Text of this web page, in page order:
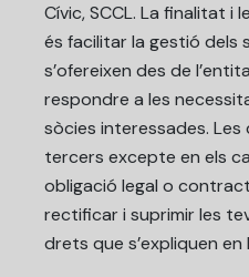
Cívic, SCCL. La finalitat i
és facilitar la gestió dels
s’ofereixen des de
respondre a les
sòcies interessades.
tercers excepte en els
obligació legal o
rectificar i suprimir les
drets que s’expliquen en